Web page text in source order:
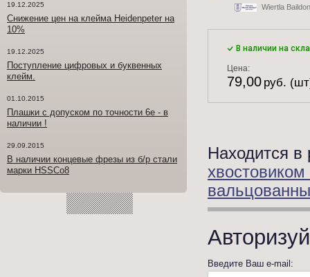
Wiertla Baildon
В наличии на
Цена:
79,00 руб.
Находится в
Введите Ваш e-mail:
19.12.2025
Снижение цен на клейма Heidenpeter на
10%
19.12.2025
Поступление цифровых и буквенных
клейм.
01.10.2015
Плашки с допуском по точности 6е - в
наличии !
29.09.2015
В наличии концевые фрезы из б/р стали
марки HSSCo8